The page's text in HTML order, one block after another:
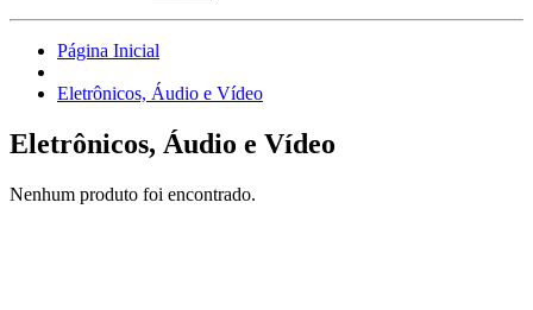
Página Inicial
Eletrônicos, Áudio e Vídeo
Eletrônicos, Áudio e Vídeo
Nenhum produto foi encontrado.